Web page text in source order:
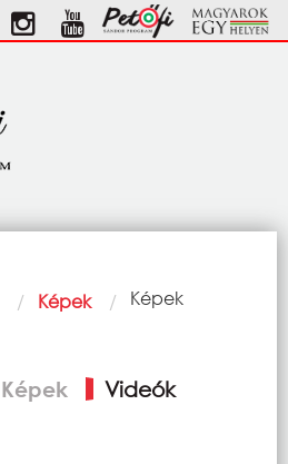
Képek Current:
Képek
Képek Videók